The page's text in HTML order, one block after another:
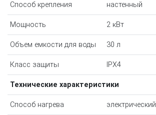
Способ крепления настенный
Мощность 2 кВт
Объем емкости для воды 30 л
Класс защиты IPX4
Технические характеристики
Способ нагрева электрический